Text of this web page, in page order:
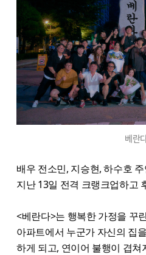
베란
배우 전소민, 지승현, 하수호
지난 13일 전격 크랭크업하고
<베란다>는 행복한 가정을 꾸
아파트에서 누군가 자신의 집
하게 되고, 연이어 불행이 겹